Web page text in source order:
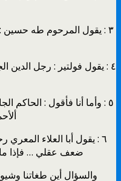
٣ : يقول المرحوم طه
٤ : يقول فولتير : رجل الدين
٥ : وأما أنا فأقول : الحاكم
٦ : يقول أبا العلاء المعري
ضعف عقلي … فإذا
والسؤال أين طغاتنا